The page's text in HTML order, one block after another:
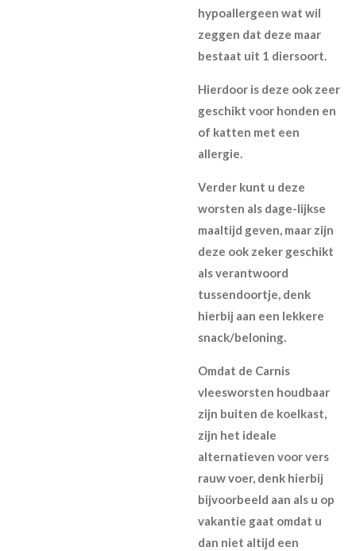
hypoallergeen wat wil
zeggen dat deze maar
bestaat uit 1 diersoort.
Hierdoor is deze ook zeer
geschikt voor honden en
of katten met een
allergie.
Verder kunt u deze
worsten als dage-lijkse
maaltijd geven, maar zijn
deze ook zeker geschikt
als verantwoord
tussendoortje, denk
hierbij aan een lekkere
snack/beloning.
Omdat de Carnis
vleesworsten houdbaar
zijn buiten de koelkast,
zijn het ideale
alternatieven voor vers
rauw voer, denk hierbij
bijvoorbeeld aan als u op
vakantie gaat omdat u
dan niet altijd een